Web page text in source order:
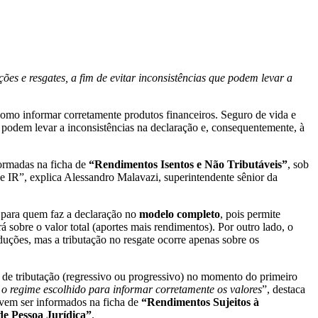
e resgates, a fim de evitar inconsistências que podem levar a
informar corretamente produtos financeiros. Seguro de vida e
levar a inconsistências na declaração e, consequentemente, à
na ficha de “Rendimentos Isentos e Não Tributáveis”, sob
IR”, explica Alessandro Malavazi, superintendente sênior da
quem faz a declaração no modelo completo, pois permite
sobre o valor total (aportes mais rendimentos). Por outro lado, o
mas a tributação no resgate ocorre apenas sobre os
tributação (regressivo ou progressivo) no momento do primeiro
regime escolhido para informar corretamente os valores”, destaca
ser informados na ficha de “Rendimentos Sujeitos à
Pessoa Jurídica”.